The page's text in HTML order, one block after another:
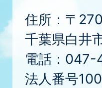
住所：〒
千葉県白井
電話：047-
法人番号